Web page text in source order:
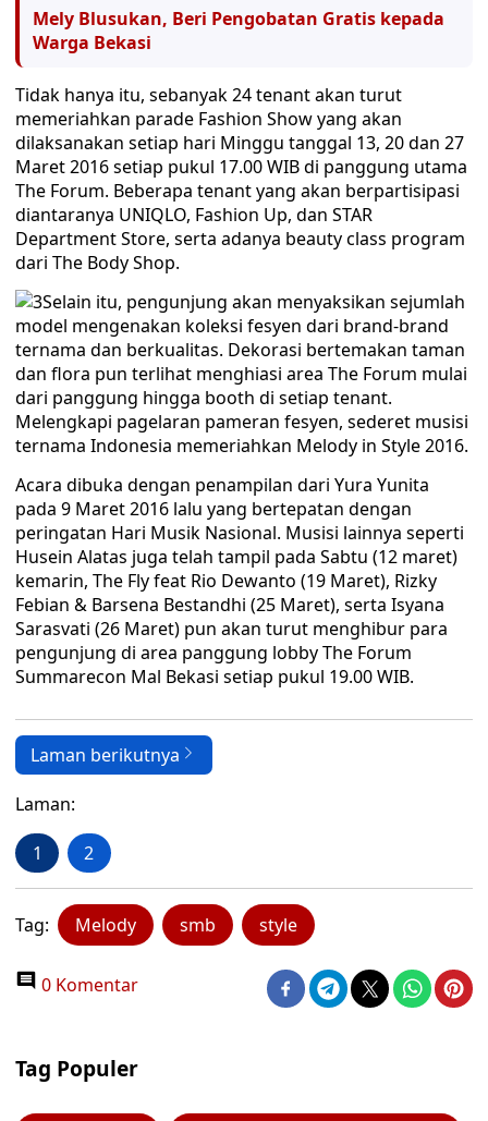
Mely Blusukan, Beri Pengobatan Gratis kepada
Warga Bekasi
Tidak hanya itu, sebanyak 24 tenant akan turut
memeriahkan parade Fashion Show yang akan
dilaksanakan setiap hari Minggu tanggal 13, 20 dan 27
Maret 2016 setiap pukul 17.00 WIB di panggung utama
The Forum. Beberapa tenant yang akan berpartisipasi
diantaranya UNIQLO, Fashion Up, dan STAR
Department Store, serta adanya beauty class program
dari The Body Shop.
Selain itu, pengunjung akan menyaksikan sejumlah
model mengenakan koleksi fesyen dari brand-brand
ternama dan berkualitas. Dekorasi bertemakan taman
dan flora pun terlihat menghiasi area The Forum mulai
dari panggung hingga booth di setiap tenant.
Melengkapi pagelaran pameran fesyen, sederet musisi
ternama Indonesia memeriahkan Melody in Style 2016.
Acara dibuka dengan penampilan dari Yura Yunita
pada 9 Maret 2016 lalu yang bertepatan dengan
peringatan Hari Musik Nasional. Musisi lainnya seperti
Husein Alatas juga telah tampil pada Sabtu (12 maret)
kemarin, The Fly feat Rio Dewanto (19 Maret), Rizky
Febian & Barsena Bestandhi (25 Maret), serta Isyana
Sarasvati (26 Maret) pun akan turut menghibur para
pengunjung di area panggung lobby The Forum
Summarecon Mal Bekasi setiap pukul 19.00 WIB.
Laman berikutnya
Laman:
1 2
Tag: Melody smb style
0 Komentar
Tag Populer